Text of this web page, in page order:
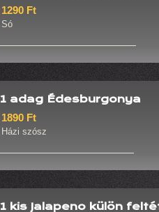
1290 Ft
Só
1 adag Édesburgonya
1890 Ft
Házi szósz
1 kis Jalapeno külön